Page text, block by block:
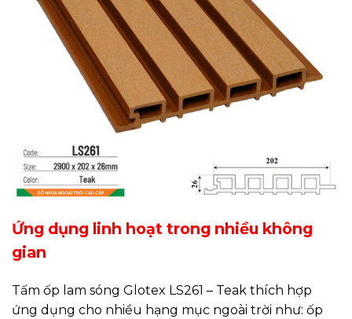
Ứng dụng linh hoạt trong nhiều không
gian
Tấm ốp lam sóng Glotex LS261 – Teak thích hợp
ứng dụng cho nhiều hạng mục ngoài trời như: ốp